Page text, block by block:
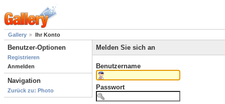
Gallery Ihr Konto
Benutzer-Optionen
Registrieren
Anmelden
Navigation
Zurück zu: Photo
Melden Sie sich an
Benutzername
Passwort